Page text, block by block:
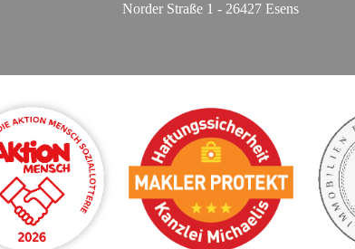
Norder Straße 1 - 26427 Esens